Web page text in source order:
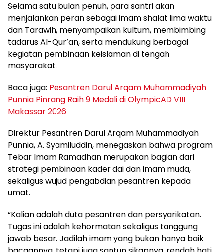
Selama satu bulan penuh, para santri akan
menjalankan peran sebagai imam shalat lima waktu
dan Tarawih, menyampaikan kultum, membimbing
tadarus Al-Qur’an, serta mendukung berbagai
kegiatan pembinaan keislaman di tengah
masyarakat.
Baca juga: Pesantren Darul Arqam Muhammadiyah
Punnia Pinrang Raih 9 Medali di OlympicAD VIII
Makassar 2026
Direktur Pesantren Darul Arqam Muhammadiyah
Punnia, A. Syamiluddin, menegaskan bahwa program
Tebar Imam Ramadhan merupakan bagian dari
strategi pembinaan kader dai dan imam muda,
sekaligus wujud pengabdian pesantren kepada
umat.
“Kalian adalah duta pesantren dan persyarikatan.
Tugas ini adalah kehormatan sekaligus tanggung
jawab besar. Jadilah imam yang bukan hanya baik